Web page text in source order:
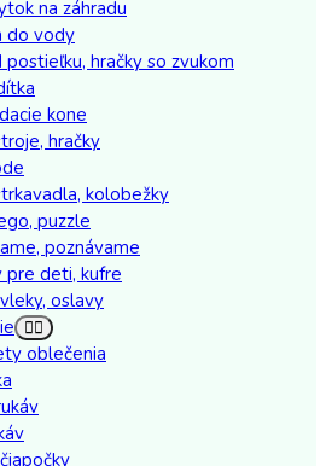
na záhradu
do vody
hračky so zvukom
kone
hračky
kolobežky
puzzle
poznávame
pre deti, kufre
oslavy
oblečenia